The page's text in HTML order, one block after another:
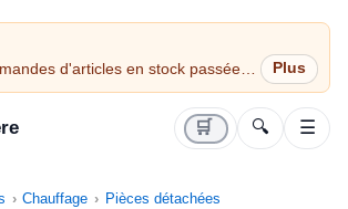
d'articles en stock passées
le jour même (jours
🛒 🔍 ☰
Chauffage
Pièces détachées